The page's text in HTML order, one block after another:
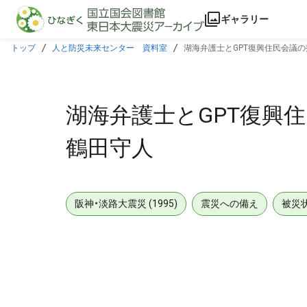
本文に飛ぶ
ギャラリー
トップ 人と防災未来センター 資料室 湖海弁護士とGPT復興住民会議
湖海弁護士とGPT復興
鶴田守人
阪神・淡路大震災 (1995) 震災への備え 被災